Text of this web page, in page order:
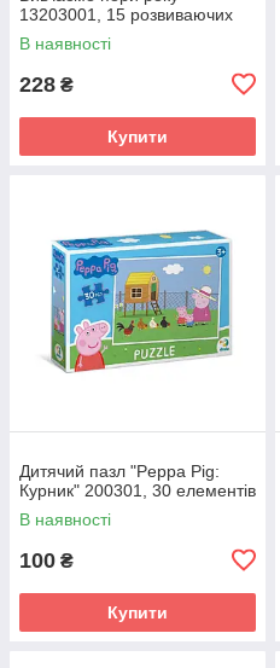
13203001, 15 розвиваючих
ігор в наборі
В наявності
228 ₴
Купити
Дитячий пазл "Peppa Pig:
Курник" 200301, 30 елементів
В наявності
100 ₴
Купити